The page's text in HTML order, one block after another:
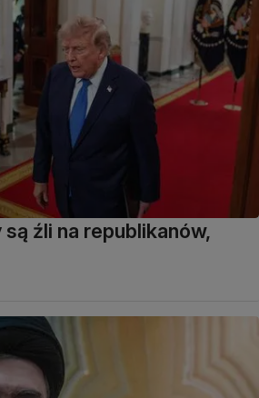
źli na republikanów,